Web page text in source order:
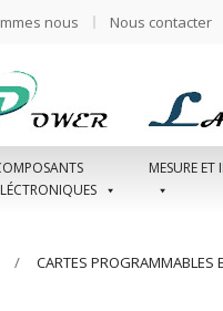
nous Nous contacter
MESURE ET
CARTES PROGRAMMABLES